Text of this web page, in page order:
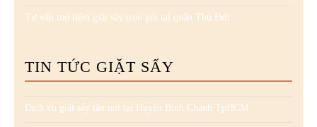
Tư vấn mở tiệm giặt sấy trọn gói tại quận Thủ Đức
TIN TỨC GIẶT SẤY
Dịch vụ giặt sấy tận nơi tại Huyện Bình Chánh TpHCM